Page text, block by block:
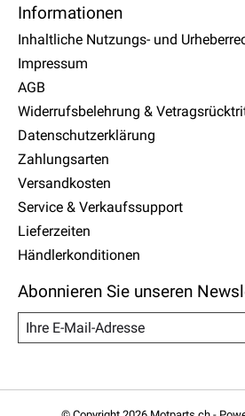
Informationen
Inhaltliche Nutzungs- und
Impressum
AGB
Widerrufsbelehrung &
Datenschutzerklärung
Zahlungsarten
Versandkosten
Service & Verkaufssupport
Lieferzeiten
Händlerkonditionen
Abonnieren Sie unseren